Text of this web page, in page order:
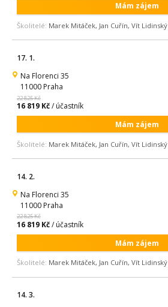
Mám zájem
Školitelé: Marek Mitáček, Jan Cuřín, Vít Lidinský
17. 1.
Na Florenci 35
11000 Praha
22 825 Kč
16 819 Kč/ účastník
Mám zájem
Školitelé: Marek Mitáček, Jan Cuřín, Vít Lidinský
14. 2.
Na Florenci 35
11000 Praha
22 825 Kč
16 819 Kč/ účastník
Mám zájem
Školitelé: Marek Mitáček, Jan Cuřín, Vít Lidinský
14. 3.